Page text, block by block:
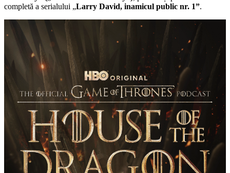
completă a serialului „Larry David, inamicul public nr. 1”.